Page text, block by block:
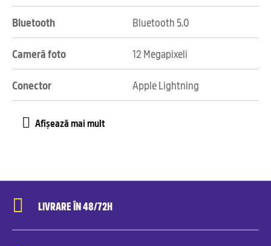
Bluetooth Bluetooth 5.0
Cameră foto 12 Megapixeli
Conector Apple Lightning
LIVRARE ÎN 48/72H